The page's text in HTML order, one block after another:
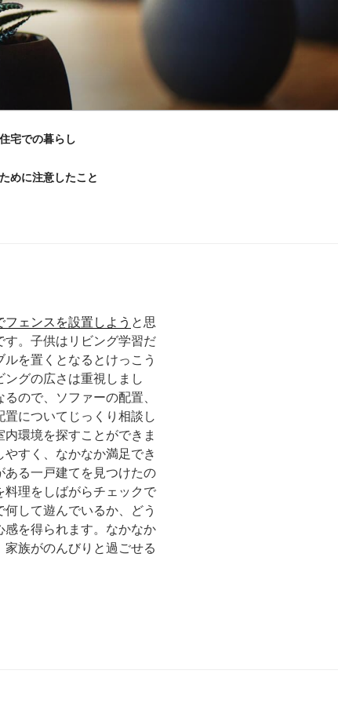
宅での暮らし
めに注意したこと
フェンスを設置しよう と思
す。子供はリビング学習だ
を置くとなるとけっこう
グの広さは重視しまし
ので、ソファーの配置、
についてじっくり相談し
環境を探すことができま
すく、なかなか満足でき
ある一戸建てを見つけたの
理をしばがらチェックで
して遊んでいるか、どう
を得られます。なかなか
族がのんびりと過ごせる